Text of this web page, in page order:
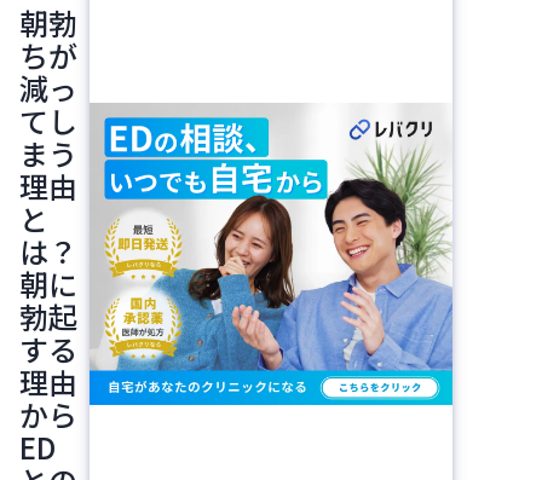
朝勃
ちが
減っ
てし
まう
理由
と
は？
朝に
勃起
する
理由
から
ED